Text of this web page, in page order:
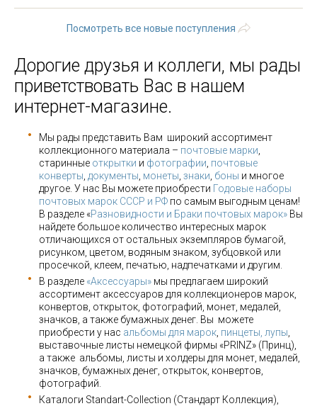
Посмотреть все новые поступления
Дорогие друзья и коллеги, мы рады
приветствовать Вас в нашем
интернет-магазине.
Мы рады представить Вам широкий ассортимент
коллекционного материала – почтовые марки
старинные открытки и фотографии почтовые
конверты документы монеты знаки боны и многое
другое. У нас Вы можете приобрести Годовые наборы
почтовых марок СССР и РФ по самым выгодным ценам!
В разделе «Разновидности и Браки почтовых марок» Вы
найдете большое количество интересных марок
отличающихся от остальных экземпляров бумагой,
рисунком, цветом, водяным знаком, зубцовкой или
просечкой, клеем, печатью, надпечатками и другим.
В разделе «Аксессуары» мы предлагаем широкий
ассортимент аксессуаров для коллекционеров марок,
конвертов, открыток, фотографий, монет, медалей,
значков, а также бумажных денег. Вы можете
приобрести у нас альбомы для марок пинцеты, лупы
выставочные листы немецкой фирмы «PRINZ» (Принц),
а также альбомы, листы и холдеры для монет, медалей,
значков, бумажных денег, открыток, конвертов,
фотографий.
Каталоги Standart-Collection (Стандарт Коллекция),